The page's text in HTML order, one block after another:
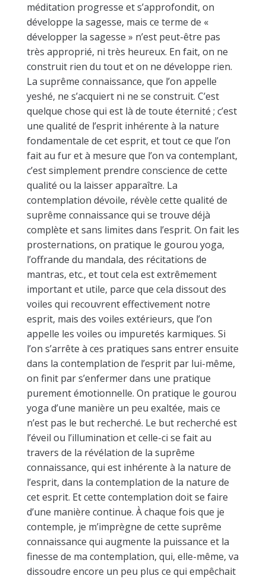
méditation progresse et s’approfondit, on
développe la sagesse, mais ce terme de «
développer la sagesse » n’est peut-être pas
très approprié, ni très heureux. En fait, on ne
construit rien du tout et on ne développe rien.
La suprême connaissance, que l’on appelle
yeshé, ne s’acquiert ni ne se construit. C’est
quelque chose qui est là de toute éternité ; c’est
une qualité de l’esprit inhérente à la nature
fondamentale de cet esprit, et tout ce que l’on
fait au fur et à mesure que l’on va contemplant,
c’est simplement prendre conscience de cette
qualité ou la laisser apparaître. La
contemplation dévoile, révèle cette qualité de
suprême connaissance qui se trouve déjà
complète et sans limites dans l’esprit. On fait les
prosternations, on pratique le gourou yoga,
l’offrande du mandala, des récitations de
mantras, etc., et tout cela est extrêmement
important et utile, parce que cela dissout des
voiles qui recouvrent effectivement notre
esprit, mais des voiles extérieurs, que l’on
appelle les voiles ou impuretés karmiques. Si
l’on s’arrête à ces pratiques sans entrer ensuite
dans la contemplation de l’esprit par lui-même,
on finit par s’enfermer dans une pratique
purement émotionnelle. On pratique le gourou
yoga d’une manière un peu exaltée, mais ce
n’est pas le but recherché. Le but recherché est
l’éveil ou l’illumination et celle-ci se fait au
travers de la révélation de la suprême
connaissance, qui est inhérente à la nature de
l’esprit, dans la contemplation de la nature de
cet esprit. Et cette contemplation doit se faire
d’une manière continue. À chaque fois que je
contemple, je m’imprègne de cette suprême
connaissance qui augmente la puissance et la
finesse de ma contemplation, qui, elle-même, va
dissoudre encore un peu plus ce qui empêchait